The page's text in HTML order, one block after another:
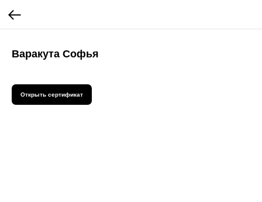
Варакута Софья
Открыть сертификат